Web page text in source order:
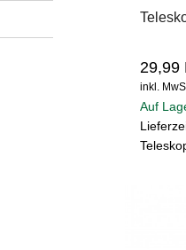
29,99
inkl.
Auf